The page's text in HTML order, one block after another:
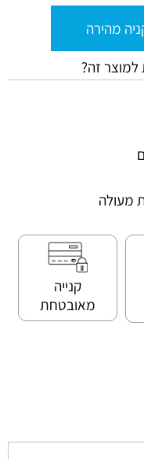
מהירה
למוצר זה?
מעולה
קנייה
מאובטחת